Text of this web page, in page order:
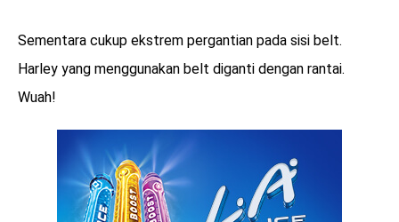
Sementara cukup ekstrem pergantian pada sisi belt.
Harley yang menggunakan belt diganti dengan rantai.
Wuah!